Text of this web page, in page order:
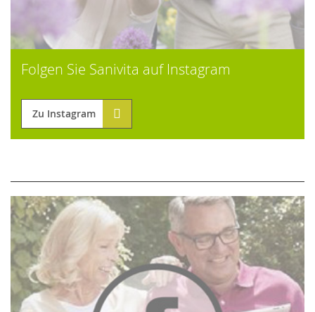
Folgen Sie Sanivita auf Instagram
Zu Instagram